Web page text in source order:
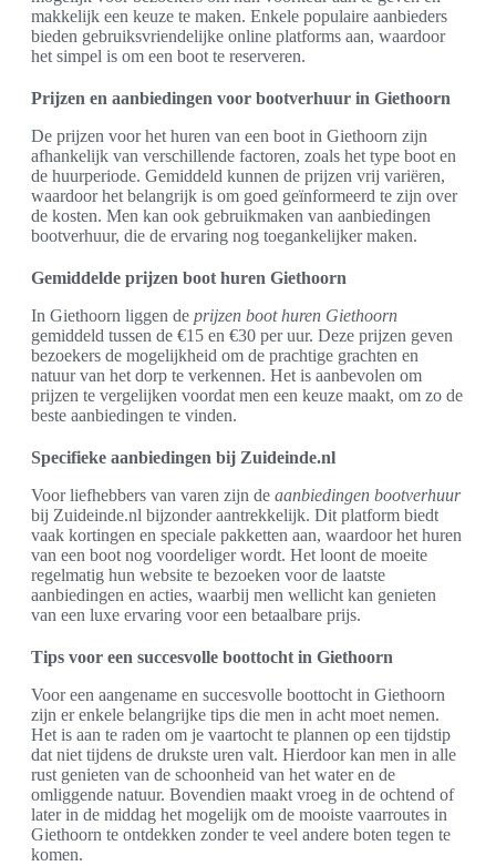
makkelijk een keuze te maken. Enkele populaire aanbieders
bieden gebruiksvriendelijke online platforms aan, waardoor
het simpel is om een boot te reserveren.
Prijzen en aanbiedingen voor bootverhuur in Giethoorn
De prijzen voor het huren van een boot in Giethoorn zijn
afhankelijk van verschillende factoren, zoals het type boot en
de huurperiode. Gemiddeld kunnen de prijzen vrij variëren,
waardoor het belangrijk is om goed geïnformeerd te zijn over
de kosten. Men kan ook gebruikmaken van aanbiedingen
bootverhuur, die de ervaring nog toegankelijker maken.
Gemiddelde prijzen boot huren Giethoorn
In Giethoorn liggen de prijzen boot huren Giethoorn
gemiddeld tussen de €15 en €30 per uur. Deze prijzen geven
bezoekers de mogelijkheid om de prachtige grachten en
natuur van het dorp te verkennen. Het is aanbevolen om
prijzen te vergelijken voordat men een keuze maakt, om zo de
beste aanbiedingen te vinden.
Specifieke aanbiedingen bij Zuideinde.nl
Voor liefhebbers van varen zijn de aanbiedingen bootverhuur
bij Zuideinde.nl bijzonder aantrekkelijk. Dit platform biedt
vaak kortingen en speciale pakketten aan, waardoor het huren
van een boot nog voordeliger wordt. Het loont de moeite
regelmatig hun website te bezoeken voor de laatste
aanbiedingen en acties, waarbij men wellicht kan genieten
van een luxe ervaring voor een betaalbare prijs.
Tips voor een succesvolle boottocht in Giethoorn
Voor een aangename en succesvolle boottocht in Giethoorn
zijn er enkele belangrijke tips die men in acht moet nemen.
Het is aan te raden om je vaartocht te plannen op een tijdstip
dat niet tijdens de drukste uren valt. Hierdoor kan men in alle
rust genieten van de schoonheid van het water en de
omliggende natuur. Bovendien maakt vroeg in de ochtend of
later in de middag het mogelijk om de mooiste vaarroutes in
Giethoorn te ontdekken zonder te veel andere boten tegen te
komen.